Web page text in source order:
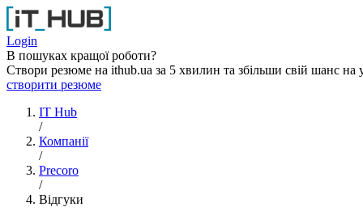
Перейти до основного вмісту
Login
В пошуках кращої роботи?
Створи резюме на ithub.ua за 5 хвилин та збільши свій шанс на
створити резюме
IT Hub
/
Компанії
/
Precoro
/
Відгуки